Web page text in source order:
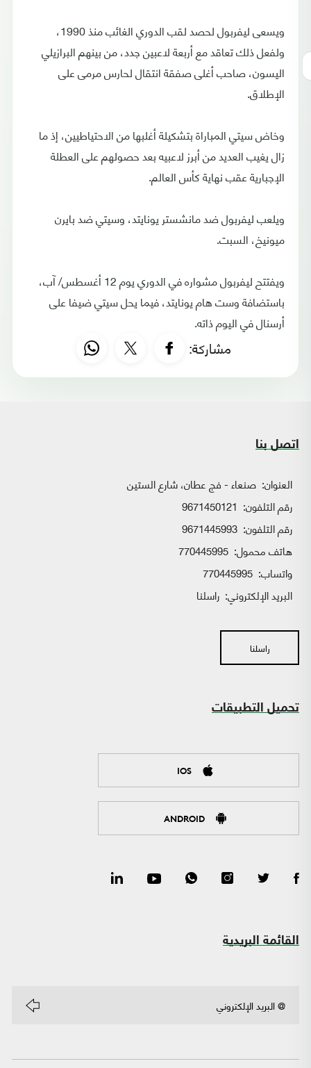
ويسعى ليفربول لحصد لقب الدوري الغائب منذ 1990،
ولفعل ذلك تعاقد مع أربعة لاعبين جدد، من بينهم البرازيلي
اليسون، صاحب أغلى صفقة انتقال لحارس مرمى على
الإطلاق.
وخاض سيتي المباراة بتشكيلة أغلبها من الاحتياطيين، إذ ما
زال يغيب العديد من أبرز لاعبيه بعد حصولهم على العطلة
الإجبارية عقب نهاية كأس العالم.
ويلعب ليفربول ضد مانشستر يونايتد، وسيتي ضد بايرن
ميونيخ، السبت.
ويفتتح ليفربول مشواره في الدوري يوم 12 أغسطس/ آب،
باستضافة وست هام يونايتد، فيما يحل سيتي ضيفا على
أرسنال في اليوم ذاته.
مشاركة:
اتصل بنا
العنوان: صنعاء - فج عطان، شارع الستين
رقم التلفون: 9671450121
رقم التلفون: 9671445993
هاتف محمول: 770445995
واتساب:
البريد الإلكتروني: راسلنا
راسلنا
تحميل التطبيقات
IOS
ANDROID
القائمة البريدية